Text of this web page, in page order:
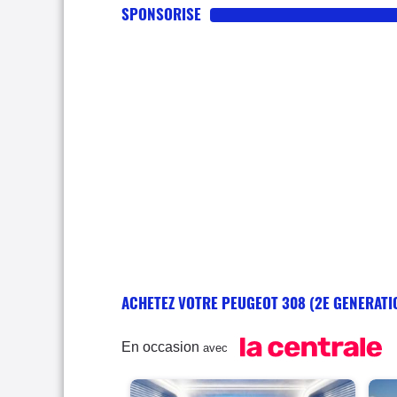
SPONSORISE
ACHETEZ VOTRE PEUGEOT 308 (2E
En occasion avec